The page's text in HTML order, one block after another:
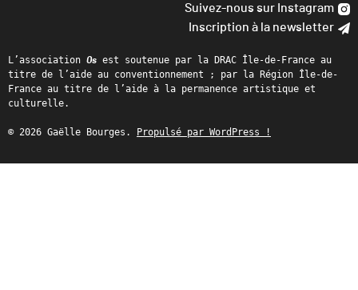
Suivez-nous sur Instagram
Inscription à la newsletter
L’association Os est soutenue par la DRAC Île-de-France au
titre de l’aide au conventionnement ; par la Région Île-de-
France au titre de l’aide à la permanence artistique et
culturelle.
© 2026 Gaëlle Bourges. Propulsé par WordPress !